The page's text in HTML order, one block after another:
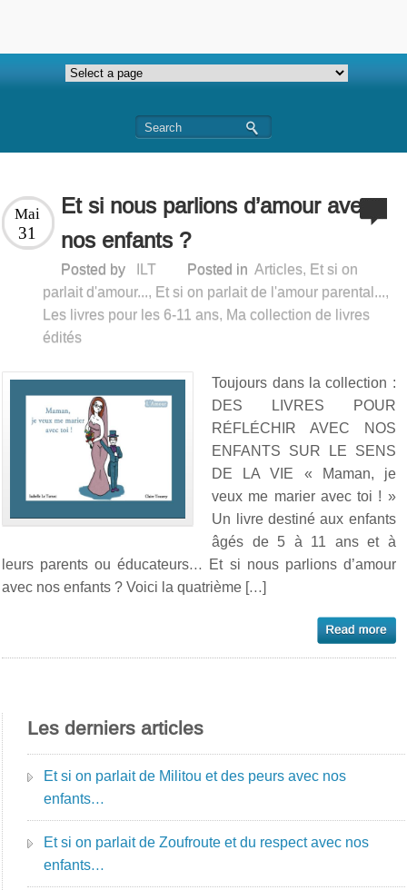
Et si nous parlions d’amour avec
nos enfants ?
Mai
31
Posted by ILT Posted in Articles, Et si on
parlait d'amour..., Et si on parlait de l'amour parental...,
Les livres pour les 6-11 ans, Ma collection de livres
édités
Toujours dans la collection :
DES LIVRES POUR
RÉFLÉCHIR AVEC NOS
ENFANTS SUR LE SENS
DE LA VIE « Maman, je
veux me marier avec toi ! »
Un livre destiné aux enfants
âgés de 5 à 11 ans et à
leurs parents ou éducateurs… Et si nous parlions d’amour
avec nos enfants ? Voici la quatrième […]
Les derniers articles
Et si on parlait de Militou et des peurs avec nos
enfants…
Et si on parlait de Zoufroute et du respect avec nos
enfants…